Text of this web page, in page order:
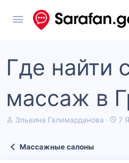
Где найти
массаж в
А
Эльвина Галимарданова
Д
7
Массажные салоны